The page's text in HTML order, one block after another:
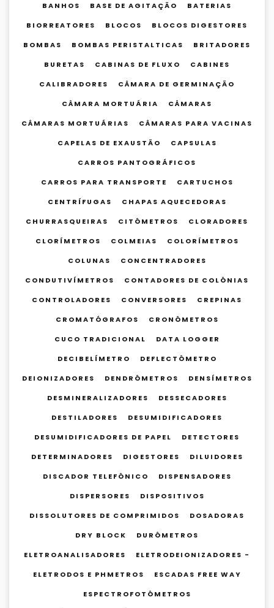
BANHOS BASE DE AGITAÇÃO BATERIAS
BIORREATORES BLOCOS BLOCOS DIGESTORES
BOMBAS BOMBAS PERISTALTICAS BRITADORES
BURETAS CABINAS DE FLUXO CABINES
CALIBRADORES CÂMARA DE GERMINAÇÃO
CÂMARA MORTUÁRIA CÂMARAS
CÂMARAS MORTUÁRIAS CÂMARAS PARA VACINAS
CAPELAS DE EXAUSTÃO CAPSULAS
CARROS PANTOGRÁFICOS
CARROS PARA TRANSPORTE CARTUCHOS
CENTRÍFUGAS CHAPAS AQUECEDORAS
CHURRASQUEIRAS CITÔMETROS CLORADORES
CLORÍMETROS COLMEIAS COLORÍMETROS
COLUNAS CONCENTRADORES
CONDUTIVÍMETROS CONTADORES DE COLÔNIAS
CONTROLADORES CONVERSORES CREPINAS
CROMATÓGRAFOS CRONÔMETROS
CUCO TRADICIONAL DATA LOGGER
DECIBELÍMETRO DEFLECTÔMETRO
DEIONIZADORES DENDRÔMETROS DENSÍMETROS
DESMINERALIZADORES DESSECADORES
DESTILADORES DESUMIDIFICADORES
DESUMIDIFICADORES DE PAPEL DETECTORES
DETERMINADORES DIGESTORES DILUIDORES
DISCADOR TELEFÔNICO DISPENSADORES
DISPERSORES DISPOSITIVOS
DISSOLUTORES DE COMPRIMIDOS DOSADORAS
DRY BLOCK DURÔMETROS
ELETROANALISADORES ELETRODEIONIZADORES -
ELETRODOS E PHMETROS ESCADAS FREE WAY
ESPECTROFOTÔMETROS